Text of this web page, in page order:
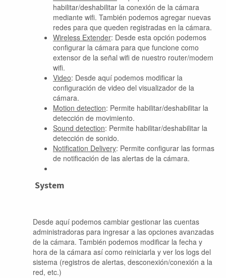
habilitar/deshabilitar la conexión de la cámara
mediante wifi. También podemos agregar nuevas
redes para que queden registradas en la cámara.
Wireless Extender: Desde esta opción podemos
configurar la cámara para que funcione como
extensor de la señal wifi de nuestro router/modem
wifi.
Video: Desde aquí podemos modificar la
configuración de video del visualizador de la
cámara.
Motion detection: Permite habilitar/deshabilitar la
detección de movimiento.
Sound detection: Permite habilitar/deshabilitar la
detección de sonido.
Notification Delivery: Permite configurar las formas
de notificación de las alertas de la cámara.
System
Desde aquí podemos cambiar gestionar las cuentas
administradoras para ingresar a las opciones avanzadas
de la cámara. También podemos modificar la fecha y
hora de la cámara así como reiniciarla y ver los logs del
sistema (registros de alertas, desconexión/conexión a la
red, etc.)